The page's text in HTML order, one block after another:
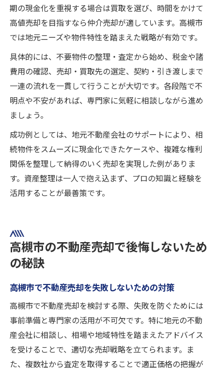
期の現金化を重視する場合は買取を選び、時間をかけて
高値売却を目指すなら仲介売却が適しています。高槻市
では地元ニーズや物件特性を踏まえた戦略が有効です。
具体的には、不要物件の整理・査定から始め、税金や諸
費用の確認、売却・買取先の選定、契約・引き渡しまで
一連の流れを一貫して行うことが大切です。各段階で不
明点や不安があれば、専門家に気軽に相談しながら進め
ましょう。
成功例としては、地元不動産会社のサポートにより、相
続物件をスムーズに現金化できたケースや、複雑な権利
関係を整理して納得のいく売却を実現した例がありま
す。資産整理は一人で抱え込まず、プロの知識と経験を
活用することが最善策です。
高槻市の不動産売却で後悔しないため
の秘訣
高槻市で不動産売却を失敗しないための対策
高槻市で不動産売却を検討する際、失敗を防ぐためには
事前準備と専門家の活用が不可欠です。特に地元の不動
産会社に相談し、相場や地域特性を踏まえたアドバイス
を受けることで、適切な売却戦略を立てられます。ま
た、複数社から査定を取得することで適正価格の把握が